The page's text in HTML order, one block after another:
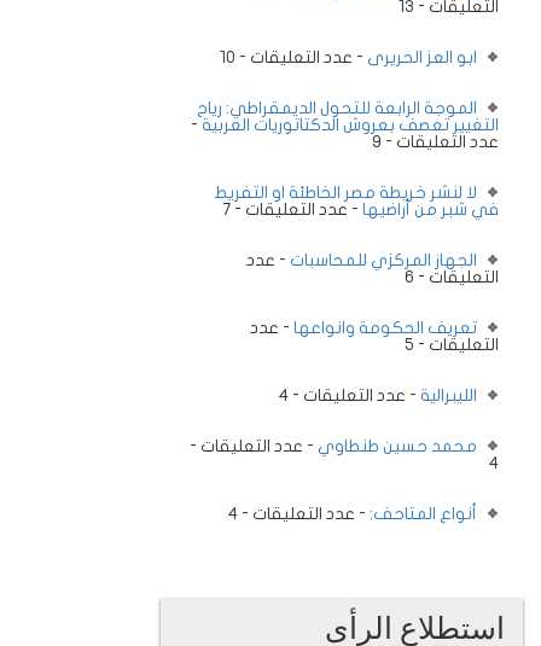
التعليقات - 13
ابو العز الحريرى - عدد التعليقات - 10
الموجة الرابعة للتحول الديمقراطي: رياح
التغيير تعصف بعروش الدكتاتوريات العربية -
عدد التعليقات - 9
لا لنشر خريطة مصر الخاطئة او التفريط
في شبر من أراضيها - عدد التعليقات - 7
الجهاز المركزي للمحاسبات - عدد
التعليقات - 6
تعريف الحكومة وانواعها - عدد
التعليقات - 5
الليبرالية - عدد التعليقات - 4
محمد حسين طنطاوي - عدد التعليقات -
4
أنواع المتاحف: - عدد التعليقات - 4
استطلاع الرأى